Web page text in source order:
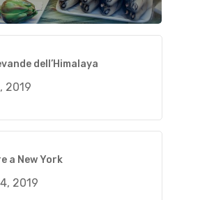
dell’Himalaya
2019
a New York
2019